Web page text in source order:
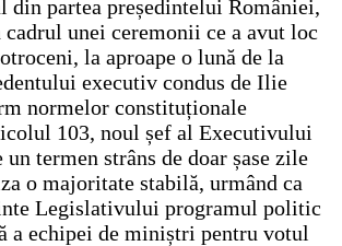
din partea președintelui României,
unei ceremonii ce a avut loc
la aproape o lună de la
executiv condus de Ilie
normelor constituționale
103, noul șef al Executivului
termen strâns de doar șase zile
o majoritate stabilă, urmând ca
Legislativului programul politic
a echipei de miniștri pentru votul